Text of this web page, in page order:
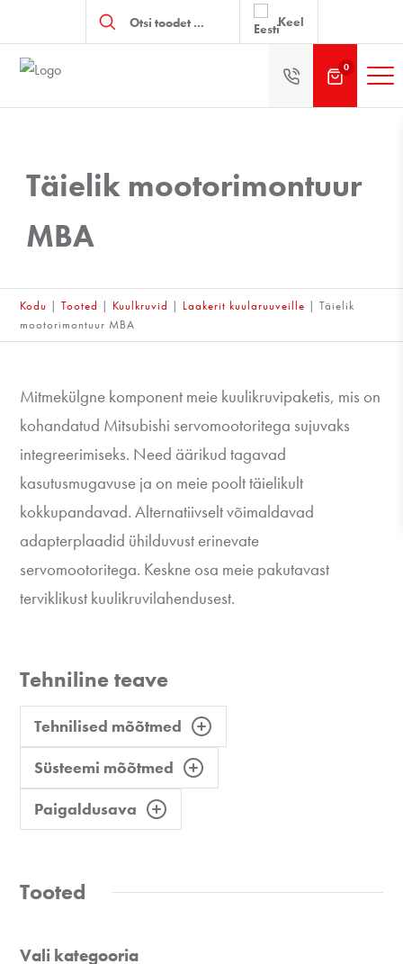
search Keel
0
Täielik mootorimontuur
MBA
Kodu |Tooted | Kuulkruvid | Laakerit kuularuuveille |Täielik
mootorimontuur MBA
Mitmekülgne komponent meie kuulikruvipaketis, mis on
kohandatud Mitsubishi servomootoritega sujuvaks
integreerimiseks. Need äärikud tagavad
kasutusmugavuse ja on meie poolt täielikult
kokkupandavad. Alternatiivselt võimaldavad
adapterplaadid ühilduvust erinevate
servomootoritega. Keskne osa meie pakutavast
terviklikust kuulikruvilahendusest.
Tehniline teave
Tehnilised mõõtmed
Süsteemi mõõtmed
Paigaldusava
Tooted
Vali kategooria